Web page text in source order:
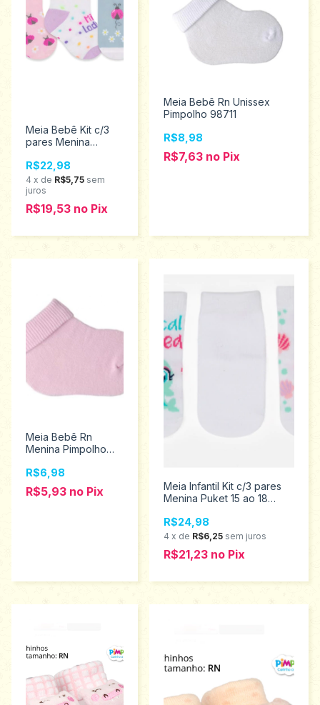
Meia Bebê Kit c/3
pares Menina
1360.001.0.999
R$22,98
4 x de R$5,75 sem
juros
R$19,53 no Pix
Meia Bebê Rn Unissex
Pimpolho 98711
R$8,98
R$7,63 no Pix
Meia Bebê Rn
Menina Pimpolho
R$6,98
R$5,93 no Pix
Meia Infantil Kit c/3 pares
Menina Puket 15 ao 18
R$24,98
4 x de R$6,25 sem juros
R$21,23 no Pix